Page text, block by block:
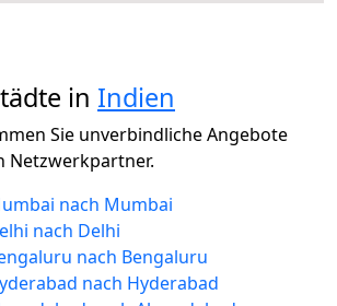
in Indien
Sie unverbindliche Angebote
Netzwerkpartner.
nach Mumbai
nach Delhi
nach Bengaluru
nach Hyderabad